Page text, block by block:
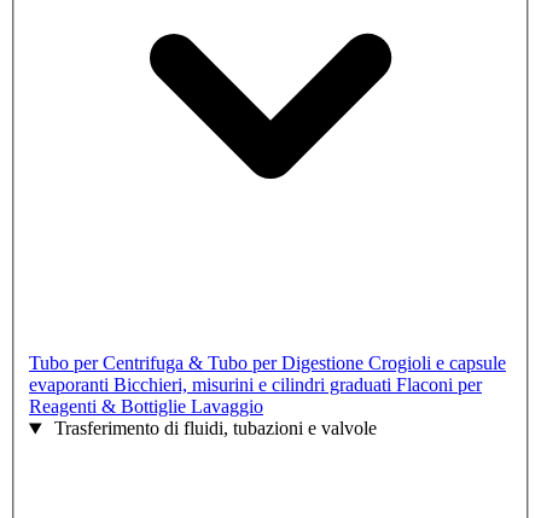
Tubo per Centrifuga & Tubo per Digestione Crogioli e capsule
evaporanti Bicchieri, misurini e cilindri graduati Flaconi per
Reagenti & Bottiglie Lavaggio
Trasferimento di fluidi, tubazioni e valvole